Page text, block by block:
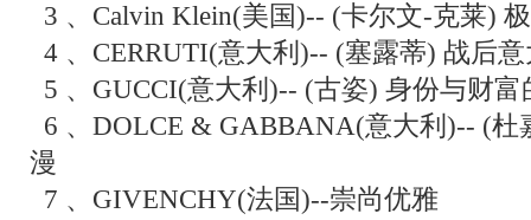
3 、Calvin Klein(美国)-- (卡尔文-克莱)
4 、CERRUTI(意大利)-- (塞露蒂) 战后
5 、GUCCI(意大利)-- (古姿) 身份与财富
6 、DOLCE & GABBANA(意大利)-- (杜
漫
7 、GIVENCHY(法国)--崇尚优雅